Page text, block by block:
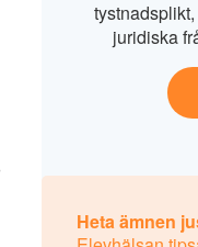
juridiska
Heta ämnen